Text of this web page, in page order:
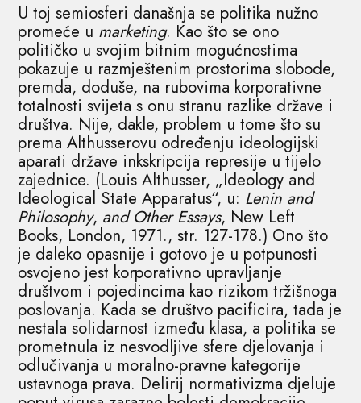
U toj semiosferi današnja se politika nužno
promeće u marketing. Kao što se ono
političko u svojim bitnim mogućnostima
pokazuje u razmještenim prostorima slobode,
premda, doduše, na rubovima korporativne
totalnosti svijeta s onu stranu razlike države i
društva. Nije, dakle, problem u tome što su
prema Althusserovu određenju ideologijski
aparati države inkskripcija represije u tijelo
zajednice. (Louis Althusser, „Ideology and
Ideological State Apparatus“, u: Lenin and
Philosophy, and Other Essays, New Left
Books, London, 1971., str. 127-178.) Ono što
je daleko opasnije i gotovo je u potpunosti
osvojeno jest korporativno upravljanje
društvom i pojedincima kao rizikom tržišnoga
poslovanja. Kada se društvo pacificira, tada je
nestala solidarnost između klasa, a politika se
prometnula iz nesvodljive sfere djelovanja i
odlučivanja u moralno-pravne kategorije
ustavnoga prava. Delirij normativizma djeluje